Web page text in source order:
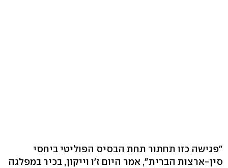
"פגישה כזו תחתור תחת הבסיס הפוליטי ביחסי
סין-ארצות הברית", אמר היום ז'ו וייקון, בכיר במפלגה